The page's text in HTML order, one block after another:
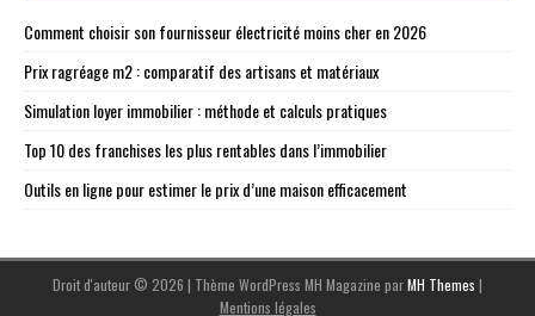
Comment choisir son fournisseur électricité moins cher en 2026
Prix ragréage m2 : comparatif des artisans et matériaux
Simulation loyer immobilier : méthode et calculs pratiques
Top 10 des franchises les plus rentables dans l’immobilier
Outils en ligne pour estimer le prix d’une maison efficacement
Droit d'auteur © 2026 | Thème WordPress MH Magazine parMH Themes |
Mentions légales